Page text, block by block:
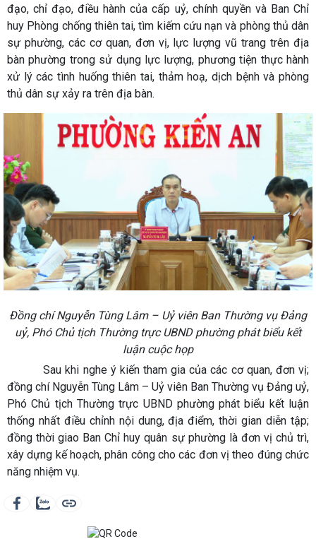
đạo, chỉ đạo, điều hành của cấp uỷ, chính quyền và Ban Chỉ
huy Phòng chống thiên tai, tìm kiếm cứu nạn và phòng thủ dân
sự phường, các cơ quan, đơn vị, lực lượng vũ trang trên địa
bàn phường trong sử dụng lực lượng, phương tiện thực hành
xử lý các tình huống thiên tai, thảm hoạ, dịch bệnh và phòng
thủ dân sự xảy ra trên địa bàn.
Đồng chí Nguyễn Tùng Lâm – Uỷ viên Ban Thường vụ Đảng
uỷ, Phó Chủ tịch Thường trực UBND phường phát biểu kết
luận cuộc họp
Sau khi nghe ý kiến tham gia của các cơ quan, đơn vị;
đồng chí Nguyễn Tùng Lâm – Uỷ viên Ban Thường vụ Đảng uỷ,
Phó Chủ tịch Thường trực UBND phường phát biểu kết luận
thống nhất điều chỉnh nội dung, địa điểm, thời gian diễn tập;
đồng thời giao Ban Chỉ huy quân sự phường là đơn vị chủ trì,
xây dựng kế hoạch, phân công cho các đơn vị theo đúng chức
năng nhiệm vụ.